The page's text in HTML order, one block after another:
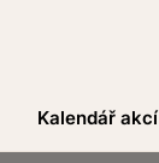
Kalendář akcí